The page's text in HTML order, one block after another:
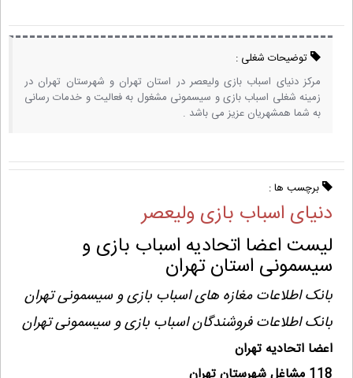
توضیحات شغلی :
مرکز دنیای اسباب بازی ولیعصر در استان تهران و شهرستان تهران در
زمینه شغلی اسباب بازی و سیسمونی مشغول به فعالیت و خدمات رسانی
به شما همشهریان عزیز می باشد .
برچسب ها :
دنیای اسباب بازی ولیعصر
لیست اعضا اتحادیه اسباب بازی و
سیسمونی استان تهران
بانک اطلاعات مغازه های اسباب بازی و سیسمونی تهران
بانک اطلاعات فروشندگان اسباب بازی و سیسمونی تهران
اعضا اتحادیه تهران